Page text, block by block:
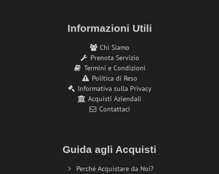
Informazioni Utili
Chi Siamo
Prenota Servizio
Termini e Condizioni
Politica di Reso
Informativa sulla Privacy
Acquisti Aziendali
Contattaci
Guida agli Acquisti
Perché Acquistare da Noi?